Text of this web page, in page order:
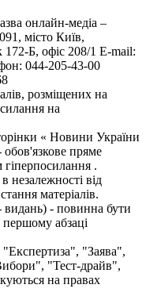
онлайн-медіа –
місто Київ,
Б, офіс 208/1 E-mail:
044-205-43-00
розміщених на
на
« Новини України
обов'язкове пряме
.
незалежності від
матеріалів.
видань) - повинна бути
першому абзаці
"Заява",
"Тест-драйв",
на правах